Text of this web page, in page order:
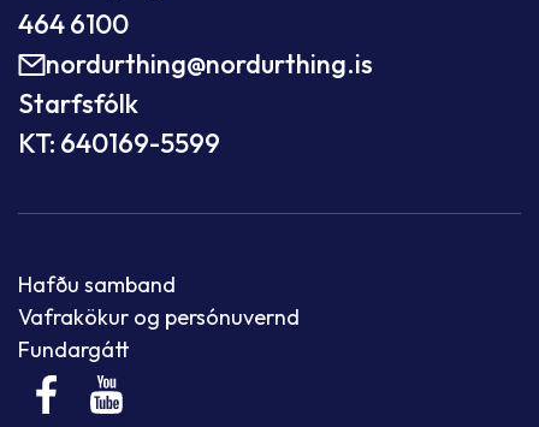
464 6100
nordurthing@nordurthing.is
Starfsfólk
KT: 640169-5599
Hafðu samband
Vafrakökur og persónuvernd
Fundargátt